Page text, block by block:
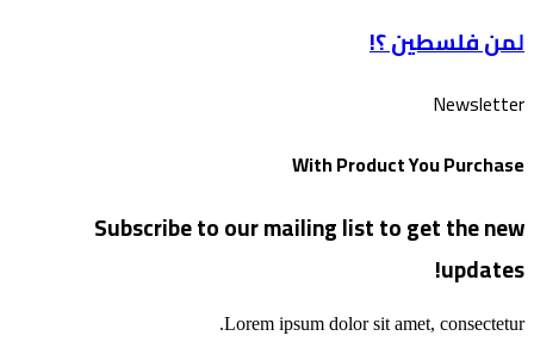
لمن فلسطين ؟!
Newsletter
With Product You Purchase
Subscribe to our mailing list to get the new
updates!
Lorem ipsum dolor sit amet, consectetur.